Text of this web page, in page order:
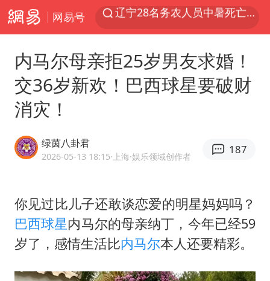
网易号
费大厨不自称“大王”了
血指纹匹配成功，20年悬案告破！凶手被执行死刑
“还不如不放假”
武契奇：欧洲已处于大战边缘
经销商证实雪佛兰已暂停在华新车销售
7月CPI同比上涨0.5% 经济内生增长动力持续增强
部分银行上调存款利率
内马尔母亲拒25岁男友求婚！
交36岁新欢！巴西球星要破财
消灾！
绿茵八卦君
2026-05-13 18:15·上海·娱乐领域创作者
187
你见过比儿子还敢谈恋爱的明星妈妈吗？
巴西球星内马尔的母亲纳丁，今年已经59
岁了，感情生活比内马尔本人还要精彩。